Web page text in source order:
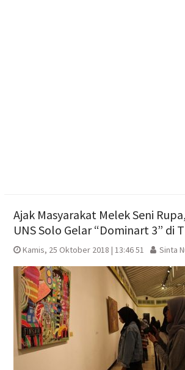
Ajak Masyarakat Melek Seni
UNS Solo Gelar “Dominart 3” di
Kamis, 25 Oktober 2018 | 13:46 51 Sinta